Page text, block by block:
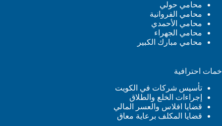
محامي حولي
محامي الفروانية
محامي الأحمدي
محامي الجهراء
محامي مبارك الكبير
خمات احترافية
تأسيس شركات في الكويت
إجراءات الخلع والطلاق
قضايا افلاس والعسر المالي
قضايا المكلف برعاية معاق